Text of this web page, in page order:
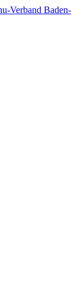
Verband Baden-